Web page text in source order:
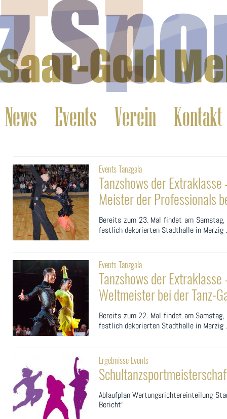
News Events Verein Kontakt
EventsTanzgala
Tanzshows der
Meister der Professionals
Bereits zum 23. Mal findet am
festlich dekorierten Stadthalle in Merzig
EventsTanzgala
Tanzshows der
Weltmeister bei der Tanz-
Bereits zum 22. Mal findet am
festlich dekorierten Stadthalle in Merzig
Ergebnisse Events
Ablaufplan Wertungsrichtereinteilung
Bericht“